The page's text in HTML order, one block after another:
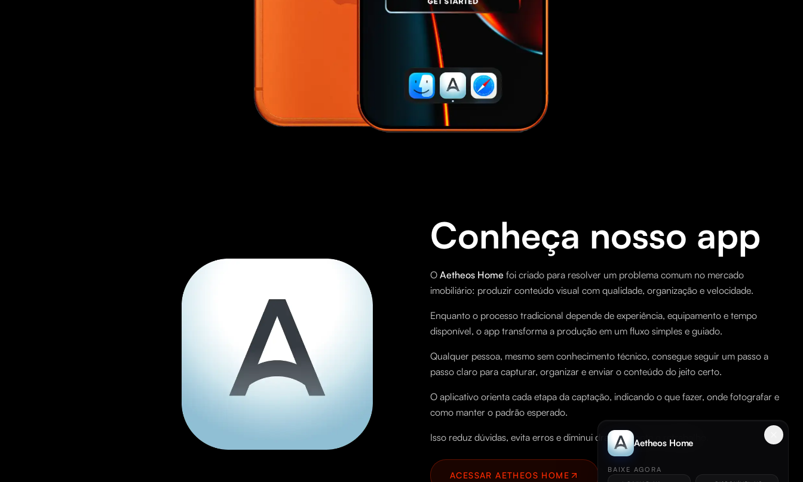
Conheça nosso app
O Aetheos Home foi criado para resolver um problema comum no mercado
imobiliário: produzir conteúdo visual com qualidade, organização e velocidade.
Enquanto o processo tradicional depende de experiência, equipamento e tempo
disponível, o app transforma a produção em um fluxo simples e guiado.
Qualquer pessoa, mesmo sem conhecimento técnico, consegue seguir um passo a
passo claro para capturar, organizar e enviar o conteúdo do jeito certo.
O aplicativo orienta cada etapa da captação, indicando o que fazer, onde fotografar e
como manter o padrão esperado.
Isso reduz dúvidas, evita erros e diminui drasticamente o retrabalho.
ACESSAR AETHEOS HOME
Aetheos Home
BAIXE AGORA